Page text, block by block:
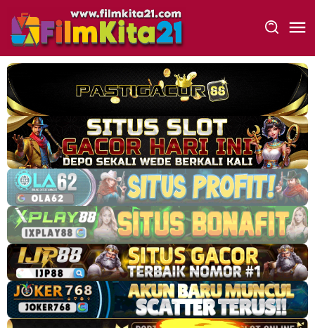
konten